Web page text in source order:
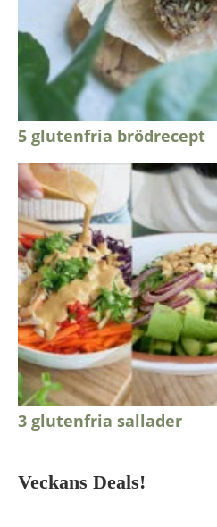
5 glutenfria brödrecept
3 glutenfria sallader
Veckans Deals!